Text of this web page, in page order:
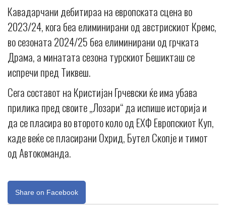
Кавадарчани дебитираа на европската сцена во
2023/24, кога беа елиминирани од австрискиот Кремс,
во сезоната 2024/25 беа елиминирани од грчката
Драма, а минатата сезона турскиот Бешикташ се
испречи пред Тиквеш.
Сега составот на Кристијан Грчевски ќе има убава
прилика пред своите „Лозари“ да испише историја и
да се пласира во второто коло од ЕХФ Европскиот Куп,
каде веќе се пласирани Охрид, Бутел Скопје и тимот
од Автокоманда.
Share on Facebook